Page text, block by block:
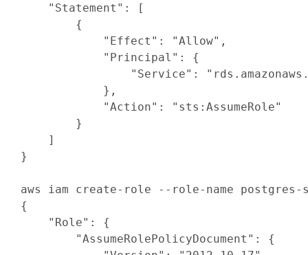
"Statement" :
[
{
"Effect" : "Allow" ,
"Principal" :
{
"Service" :
} ,
"Action" :
"sts:AssumeRole"
}
]
}
aws iam create-role --role-name
{
"Role" :
{
"AssumeRolePolicyDocument" :
{